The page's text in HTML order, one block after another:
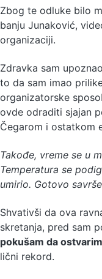
Zbog te odluke bilo
banju Junaković,
organizaciji.
Zdravka sam
to da sam imao
organizatorske
ovde odraditi sjajan
Čegarom i ostatkom
Takođe, vreme se u
Temperatura se
umirio. Gotovo
Shvativši da ova
skretanja, pred sam
pokušam da
lični rekord.